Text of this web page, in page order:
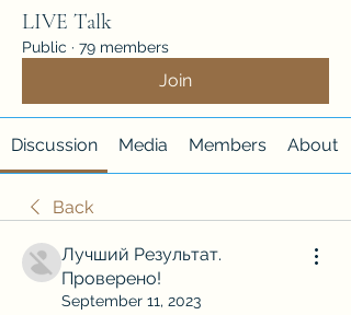
LIVE Talk
Public · 79 members
Join
Discussion Media Members About
Back
Лучший Результат.
Проверено!
September 11, 2023